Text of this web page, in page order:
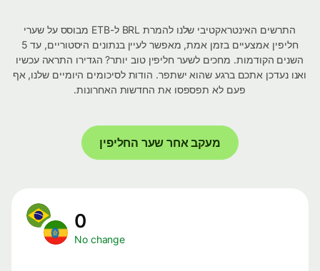
התרשים האינטראקטיבי שלנו להמרת BRL ל-ETB מבוסס על שערי
חליפין אמצעיים בזמן אמת, מאפשר לעיין בנתונים היסטוריים, עד 5
השנים הקודמות. מחכים לשער חליפין טוב יותר? הגדירו התראה עכשיו
ואנו נעדכן אתכם ברגע שהוא ישתפר. הודות לסיכומים היומיים שלנו, אף
פעם לא תפספסו את החדשות האחרונות.
מעקב אחר שער החליפין
No change